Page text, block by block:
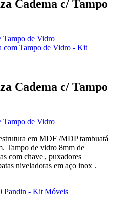
Cadema c/ Tampo
Tampo de Vidro
Cadema c/ Tampo
Tampo de Vidro
em MDF /MDP tambuatá
Tampo de vidro 8mm de
com chave , puxadores
niveladoras em aço inox .